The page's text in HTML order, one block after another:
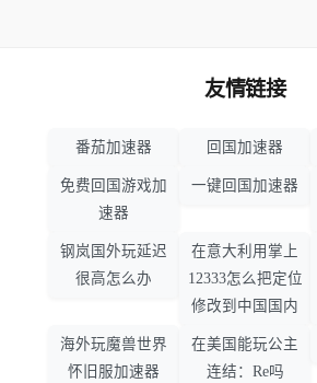
友情链接
番茄加速器 回国加速器
免费回国游戏加
速器
一键回国加速器
钢岚国外玩延迟
很高怎么办
在意大利用掌上
12333怎么把定位
修改到中国国内
海外玩魔兽世界
怀旧服加速器
在美国能玩公主
连结：Re吗